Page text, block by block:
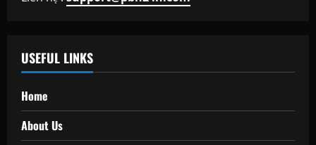
USEFUL LINKS
Home
About Us